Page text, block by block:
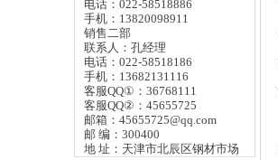
电话：022-58518886
手机：13820098911
销售二部
联系人：孔经理
电话：022-58518186
手机：13682131116
客服QQ①：36768111
客服QQ②：45655725
邮箱：45655725@qq.com
邮 编：300400
地 址：天津市北辰区钢材市场